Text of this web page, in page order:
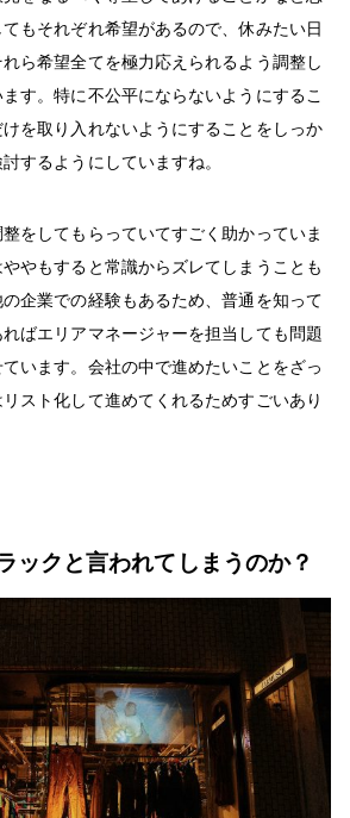
もそれぞれ希望があるので、休みたい日
ら希望全てを極力応えられるよう調整し
す。特に不公平にならないようにするこ
を取り入れないようにすることをしっか
するようにしていますね。
をしてもらっていてすごく助かっていま
やもすると常識からズレてしまうことも
企業での経験もあるため、普通を知って
ばエリアマネージャーを担当しても問題
います。会社の中で進めたいことをざっ
スト化して進めてくれるためすごいあり
ックと言われてしまうのか？